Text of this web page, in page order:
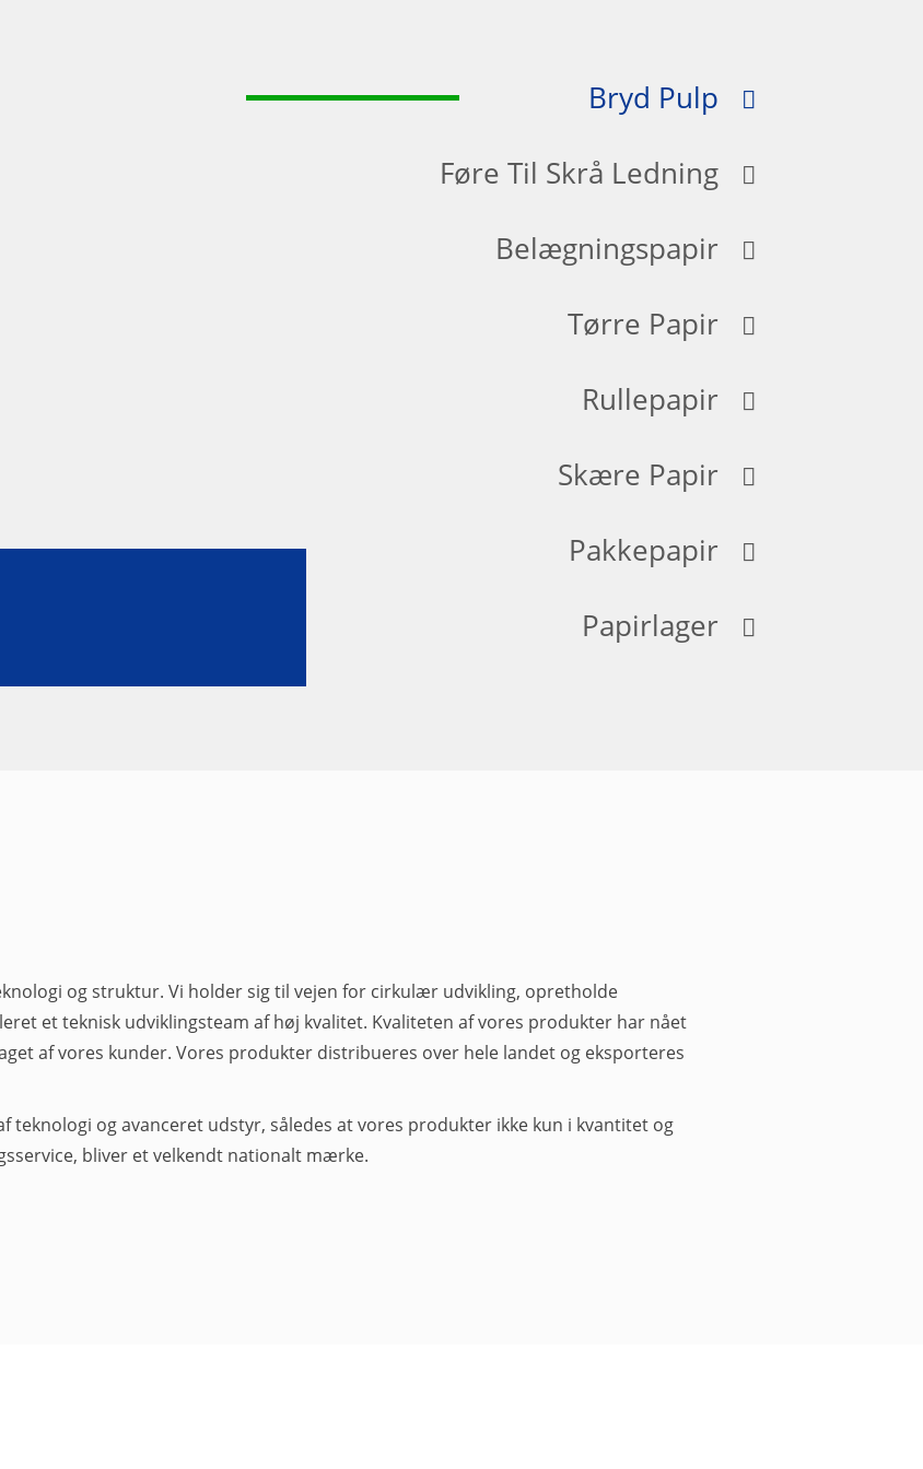
Bryd Pulp
Føre Til Skrå Ledning
Belægningspapir
Tørre Papir
Rullepapir
Skære Papir
Pakkepapir
Papirlager
og struktur. Vi holder sig til vejen for cirkulær udvikling, opretholde
et teknisk udviklingsteam af høj kvalitet. Kvaliteten af ​​vores produkter har nået
af vores kunder. Vores produkter distribueres over hele landet og eksporteres
og avanceret udstyr, således at vores produkter ikke kun i kvantitet og
bliver et velkendt nationalt mærke.